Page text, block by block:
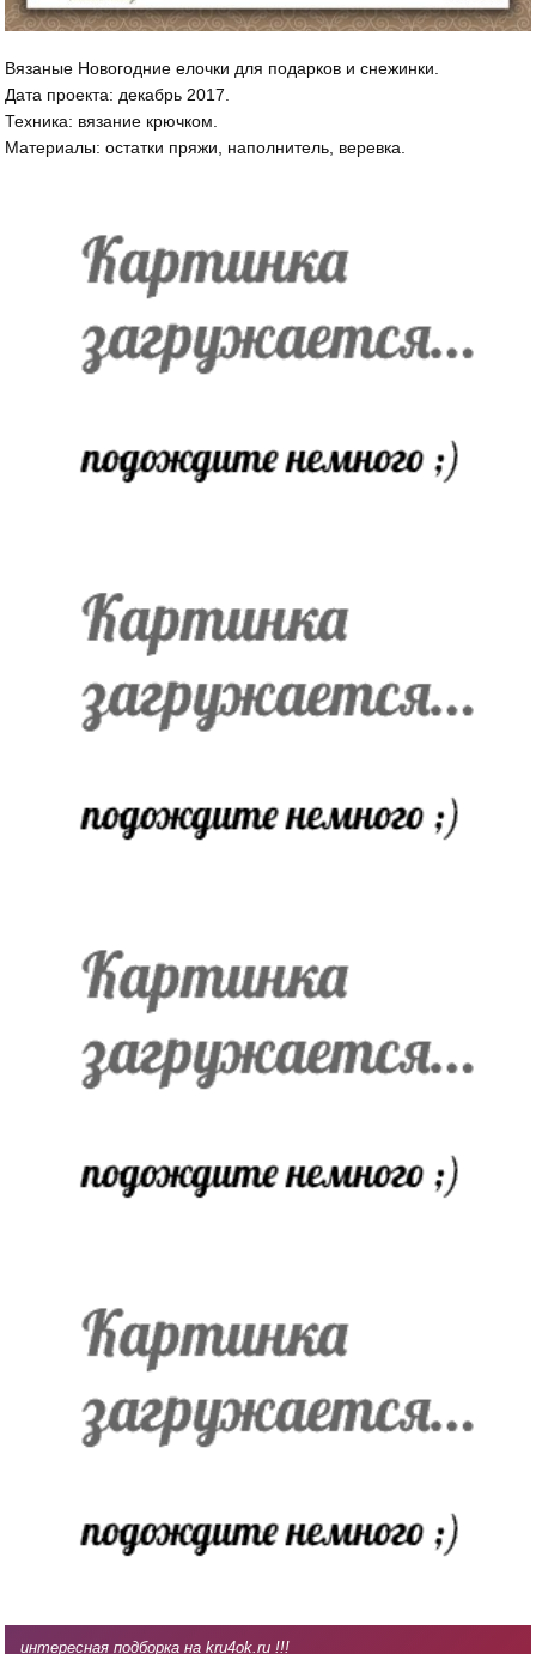
Вязаные Новогодние елочки для подарков и снежинки.
Дата проекта: декабрь 2017.
Техника: вязание крючком.
Материалы: остатки пряжи, наполнитель, веревка.
интересная подборка на kru4ok.ru !!!